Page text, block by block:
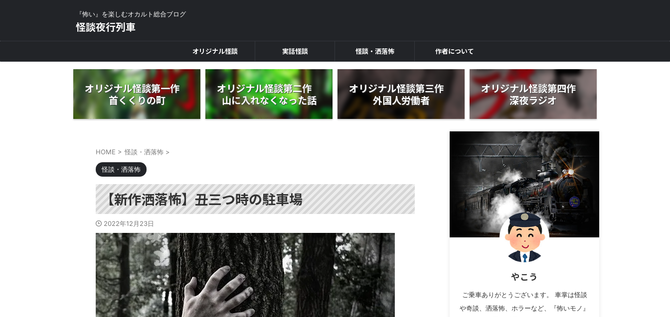
『怖い』を楽しむオカルト総合ブログ
怪談夜行列車
オリジナル怪談 実話怪談 怪談・洒落怖 作者について
オリジナル怪談第一作
首くくりの町
オリジナル怪談第二作
山に入れなくなった話
オリジナル怪談第三作
外国人労働者
オリジナル怪談第四作
深夜ラジオ
HOME > 怪談・洒落怖 >
怪談・洒落怖
【新作洒落怖】丑三つ時の駐車場
2022年12月23日
やこう
ご乗車ありがとうございます。 車掌は怪談
や奇談、洒落怖、ホラーなど、『怖いモノ』